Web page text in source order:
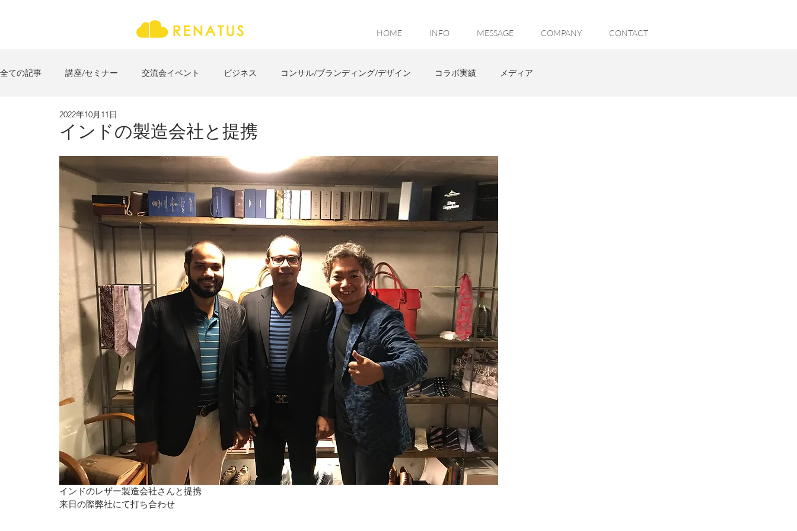
HOME INFO MESSAGE COMPANY CONTACT
全ての記事 講座/セミナー 交流会イベント ビジネス コンサル/ブランディング/デザイン コラボ実績 メディア
社会貢献/地方創生/空き家再生
インドの製造会社と提携
2022年10月11日
インドのレザー製造会社さんと提携
来日の際弊社にて打ち合わせ